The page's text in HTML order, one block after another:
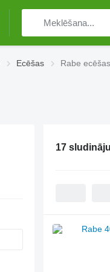
Ecēšas Rabe ecēšas
17